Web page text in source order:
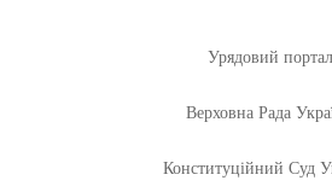
Урядовий портал
Верховна Рада
Конституційний Суд